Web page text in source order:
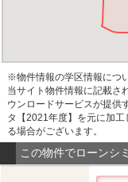
※物件情報の学区情報につ
当サイト物件情報に記載さ
ウンロードサービスが提供
タ【2021年度】を元に加
る場合がございます。
この物件でローンシ